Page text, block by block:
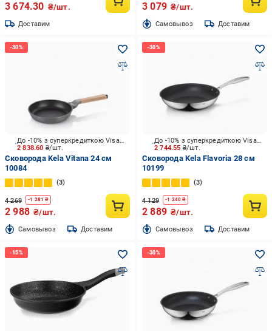
3 674.30 ₴/шт.
Доставим
3 079 ₴/шт.
Cамовывоз Доставим
2 838.60 ₴/шт.
До -10% з суперкредиткою Visa Вигода
Сковорода Kela Vitana 24 см
10084
3
4 269 -1 281 ₴
2 988 ₴/шт.
Cамовывоз Доставим
2 744.55 ₴/шт.
До -10% з суперкредиткою Visa Вигода
Сковорода Kela Flavoria 28 см
10199
3
4 129 -1 240 ₴
2 889 ₴/шт.
Cамовывоз Доставим